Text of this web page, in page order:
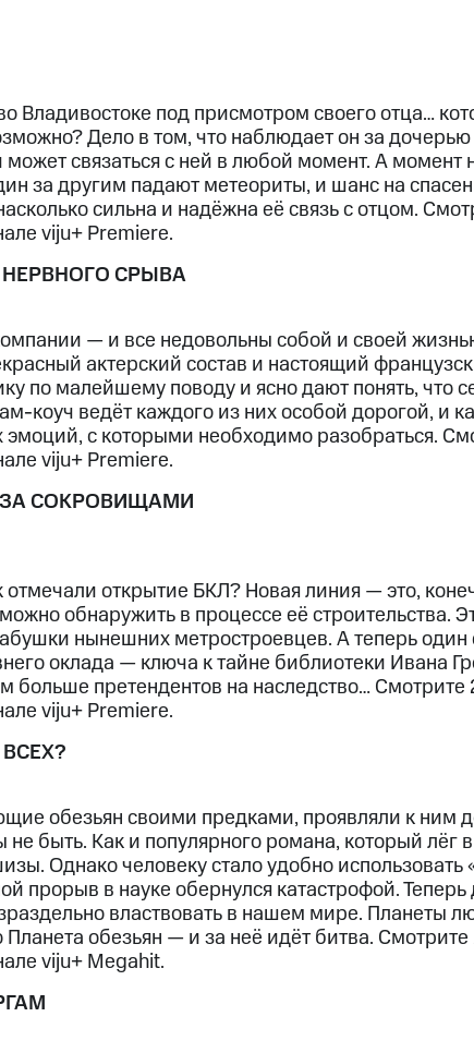
Владивостоке под присмотром своего отца…
Дело в том, что наблюдает он за
связаться с ней в любой момент. А момент
за другим падают метеориты, и шанс на
сильна и надёжна её связь с отцом.
viju+ Premiere.
СРЫВА
— и все недовольны собой и своей
актерский состав и настоящий
по малейшему поводу и ясно дают понять, что
коуч ведёт каждого из них особой дорогой, и
эмоций, с которыми необходимо разобраться.
viju+ Premiere.
ЗА СОКРОВИЩАМИ
открытие БКЛ? Новая линия — это,
обнаружить в процессе её строительства.
нынешних метростроевцев. А теперь один
оклада — ключа к тайне библиотеки Ивана
больше претендентов на наследство… Смотрите
viju+ Premiere.
обезьян своими предками, проявляли к ним
быть. Как и популярного романа, который лёг
Однако человеку стало удобно использовать
прорыв в науке обернулся катастрофой.
властвовать в нашем мире. Планеты
Планета обезьян — и за неё идёт битва.
viju+ Megahit.